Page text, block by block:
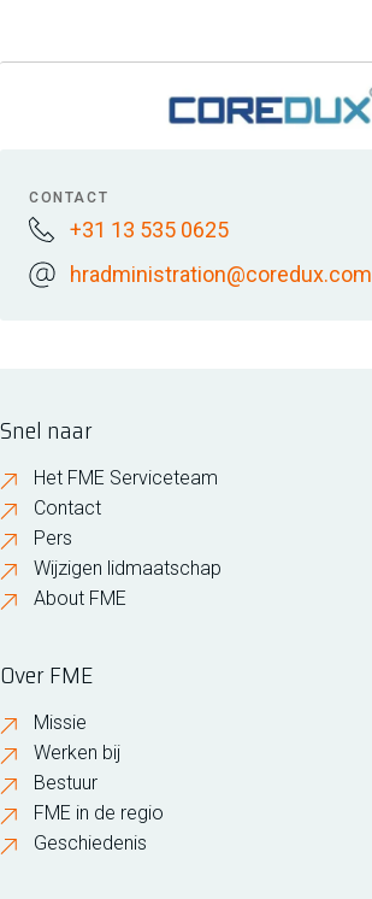
CONTACT
+31 13 535 0625
hradministration@coredux.com
Snel naar
Het FME Serviceteam
Contact
Pers
Wijzigen lidmaatschap
About FME
Over FME
Missie
Werken bij
Bestuur
FME in de regio
Geschiedenis